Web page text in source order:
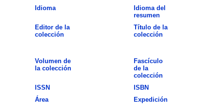
Idioma
Idioma del
resumen
Editor de la
colección
Título de la
colección
Volumen de
la colección
Fascículo
de la
colección
ISSN
ISBN
Área
Expedición